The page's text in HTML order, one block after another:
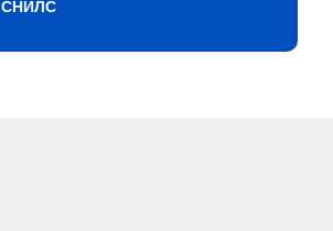
СНИЛС